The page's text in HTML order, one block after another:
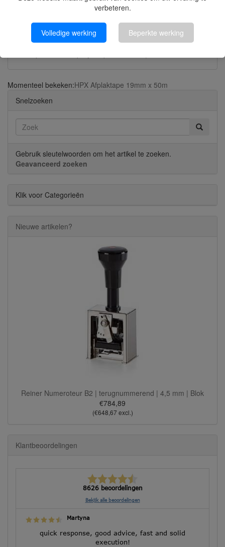
verbeteren.
Volledige werking Beperkte werking
Momenteel bekeken:HPX Afplaktape 19mm x 50m
Snelzoeken
Gebruik sleutelwoorden om het artikel te zoeken.
Geavanceerd zoeken
Klik voor Categorieën
Nieuwe artikelen?
Reiner Numeroteur B2 | terugnummerend | 4,5 mm | Blok
€784,89
(€648,67 excl.)
Klantbeoordelingen
8626 beoordelingen
Bekijk alle beoordelingen
Martyna
quick response, good advice, fast and solid
execution!